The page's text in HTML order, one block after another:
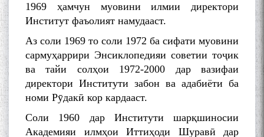
1969 ҳамчун муовини илмии директори
Институт фаъолият намудааст.
Аз соли 1969 то соли 1972 ба сифати муовини
сармуҳаррири Энсиклопедияи советии тоҷик
ва тайи солҳои 1972-2000 дар вазифаи
директори Институти забон ва адабиёти ба
номи Рӯдакӣ кор кардааст.
Соли 1960 дар Институти шарқшиносии
Академияи илмҳои Иттиҳоди Шуравӣ дар